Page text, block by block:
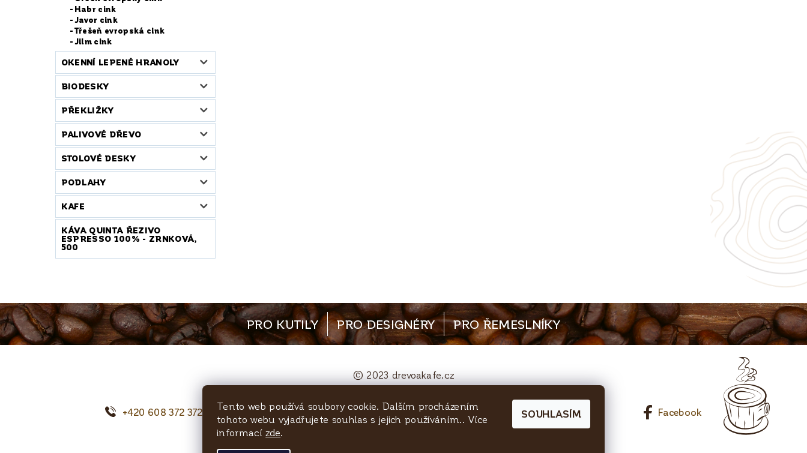
Habr cink
Javor cink
Třešeň evropská cink
Jilm cink
OKENNÍ LEPENÉ HRANOLY
BIODESKY
PŘEKLIŽKY
PALIVOVÉ DŘEVO
STOLOVÉ DESKY
PODLAHY
KAFE
KÁVA QUINTA ŘEZIVO
ESPRESSO 100% - ZRNKOVÁ,
500
PRO KUTILY PRO DESIGNÉRY PRO ŘEMESLNÍKY
© 2023 drevoakafe.cz
+420 608 372 372 objednavky@quinta-rezivo.cz Mělnická 1090, 250 65 Líbeznice Facebook
Tento web používá soubory cookie. Dalším procházením
tohoto webu vyjadřujete souhlas s jejich používáním.. Více
informacízde.
SOUHLASÍM